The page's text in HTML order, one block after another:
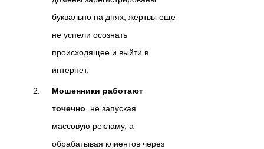
буквально на днях, жертвы еще
не успели осознать
происходящее и выйти в
интернет.
Мошенники работают
точечно , не запуская
массовую рекламу, а
обрабатывая клиентов через